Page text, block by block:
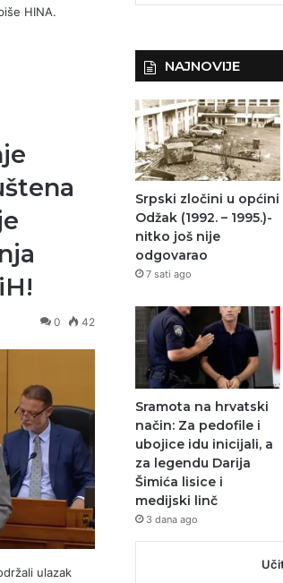
HINA.
0 42
ulazak
NAJNOVIJE
Srpski zločini u općini
Odžak (1992. – 1995.)-
nitko još nije
odgovarao
7 sati ago
Sramota na hrvatski
način: Za pedofile i
ubojice idu inicijali, a
za legendu Darija
Šimića lisice i
medijski linč
3 dana ago